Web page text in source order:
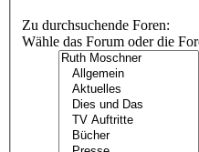
Zu durchsuchende Foren:
Wähle das Forum oder die